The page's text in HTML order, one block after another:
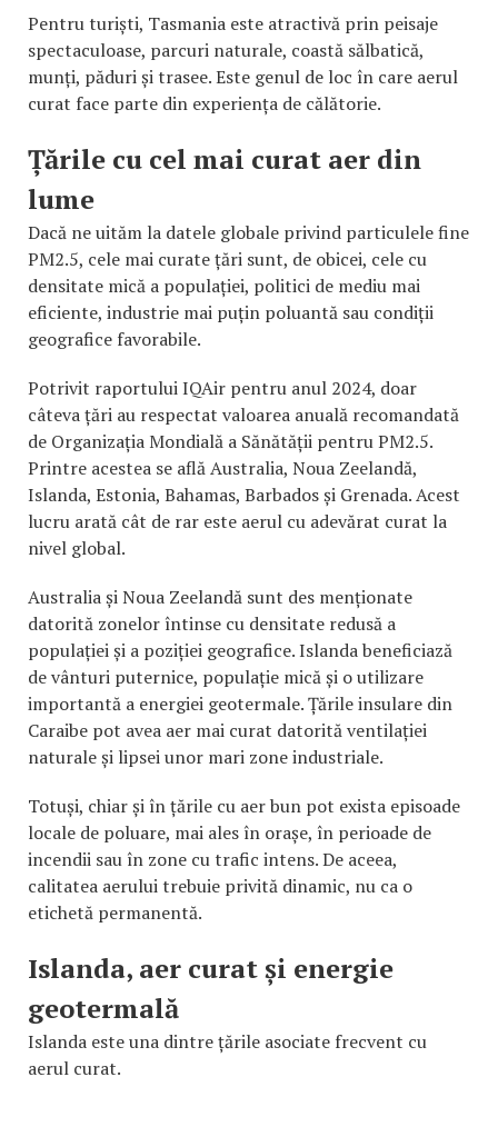
Pentru turiști, Tasmania este atractivă prin peisaje
spectaculoase, parcuri naturale, coastă sălbatică,
munți, păduri și trasee. Este genul de loc în care aerul
curat face parte din experiența de călătorie.
Țările cu cel mai curat aer din
lume
Dacă ne uităm la datele globale privind particulele fine
PM2.5, cele mai curate țări sunt, de obicei, cele cu
densitate mică a populației, politici de mediu mai
eficiente, industrie mai puțin poluantă sau condiții
geografice favorabile.
Potrivit raportului IQAir pentru anul 2024, doar
câteva țări au respectat valoarea anuală recomandată
de Organizația Mondială a Sănătății pentru PM2.5.
Printre acestea se află Australia, Noua Zeelandă,
Islanda, Estonia, Bahamas, Barbados și Grenada. Acest
lucru arată cât de rar este aerul cu adevărat curat la
nivel global.
Australia și Noua Zeelandă sunt des menționate
datorită zonelor întinse cu densitate redusă a
populației și a poziției geografice. Islanda beneficiază
de vânturi puternice, populație mică și o utilizare
importantă a energiei geotermale. Țările insulare din
Caraibe pot avea aer mai curat datorită ventilației
naturale și lipsei unor mari zone industriale.
Totuși, chiar și în țările cu aer bun pot exista episoade
locale de poluare, mai ales în orașe, în perioade de
incendii sau în zone cu trafic intens. De aceea,
calitatea aerului trebuie privită dinamic, nu ca o
etichetă permanentă.
Islanda, aer curat și energie
geotermală
Islanda este una dintre țările asociate frecvent cu
aerul curat.